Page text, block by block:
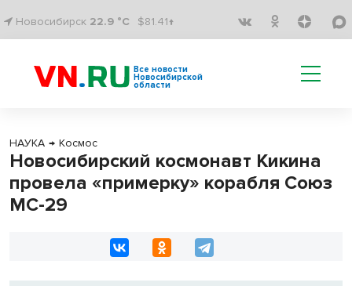
Новосибирск 22.9 °C $81.41↑
Все новости
Новосибирской
области
НАУКА → Космос
Новосибирский космонавт Кикина
провела «примерку» корабля Союз
МС-29